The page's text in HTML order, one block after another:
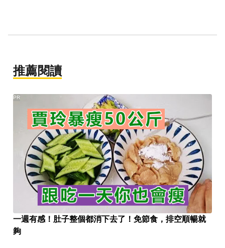
推薦閱讀
一週有感！肚子整個都消下去了！免節食，排空順暢就
夠
PR